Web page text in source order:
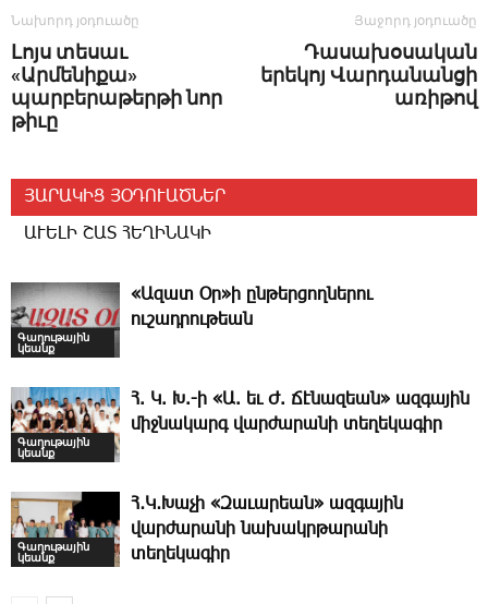
Նախորդ յօդուածը
­Լոյս տե­սաւ
«Արմենիքա»
պարբերաթերթի նոր
թիւը
Յաջորդ յօդուածը
­Դասախօսական
երեկոյ Վարդանանցի
առիթով
ՅԱՐԱԿԻՑ ՅՕԴՈՒԱԾՆԵՐ
ԱՒԵԼԻ ՇԱՏ ՀԵՂԻՆԱԿԻ
Գաղութային
կեանք
«Ազատ Օր»ի ընթերցողներու
ուշադրութեան
Գաղութային
կեանք
Հ. Կ. Խ.-ի «Ա. եւ Ժ. ­Ճէնազեան» ազգային
միջնակարգ վարժարանի տեղեկագիր
Գաղութային
կեանք
Հ․Կ․Խաչի «Զաւարեան» ազգային
վարժարանի նախակրթարանի
տեղեկագիր